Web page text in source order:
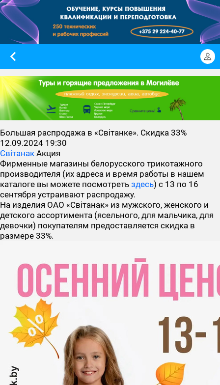
Большая распродажа в «Свiтанке». Скидка 33%
12.09.2024 19:30
Світанак Акция
Фирменные магазины белорусского трикотажного
производителя (их адреса и время работы в нашем
каталоге вы можете посмотреть здесь) с 13 по 16
сентября устраивают распродажу.
На изделия ОАО «Свiтанак» из мужского, женского и
детского ассортимента (ясельного, для мальчика, для
девочки) покупателям предоставляется скидка в
размере 33%.